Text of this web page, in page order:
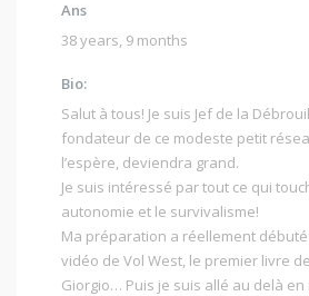
Ans
38 years, 9 months
Bio:
Salut à tous! Je suis Jef de la
fondateur de ce modeste petit
l’espère, deviendra grand.
Je suis intéressé par tout ce qui
autonomie et le survivalisme!
Ma préparation a réellement débuté
vidéo de Vol West, le premier livre
Giorgio… Puis je suis allé au delà en